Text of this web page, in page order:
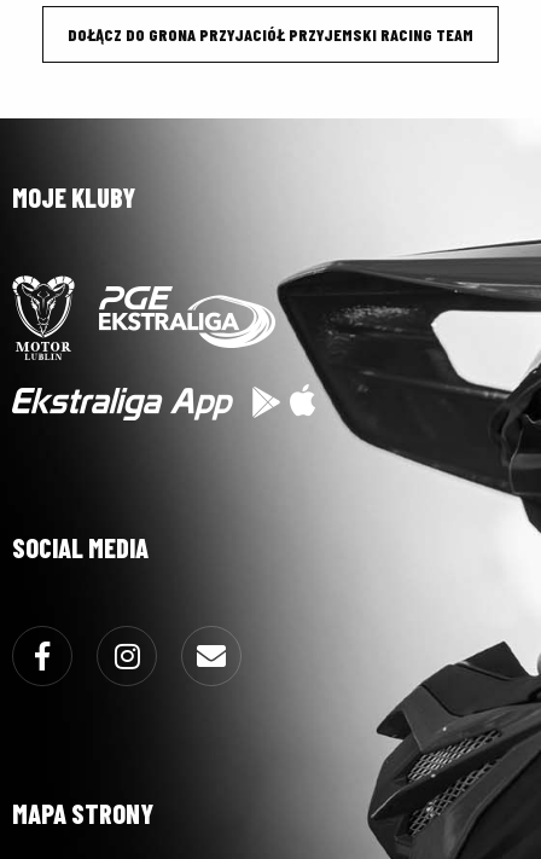
DOŁĄCZ DO GRONA PRZYJACIÓŁ PRZYJEMSKI RACING TEAM
MOJE KLUBY
SOCIAL MEDIA
Facebook Instagram
MAPA STRONY